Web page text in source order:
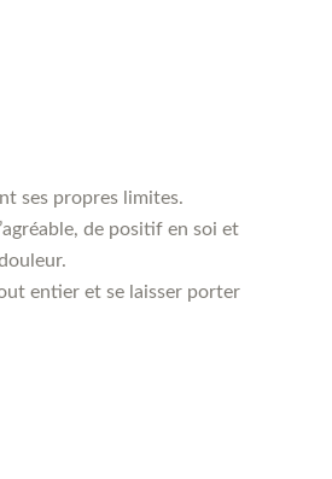
ses propres limites.
de positif en soi et
entier et se laisser porter